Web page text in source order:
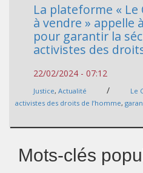
La plateforme « Le
à vendre » appelle
pour garantir la
activistes des
22/02/2024 - 07:12
Justice, Actualité / Le
activistes des droits de l’homme,
Mots-clés